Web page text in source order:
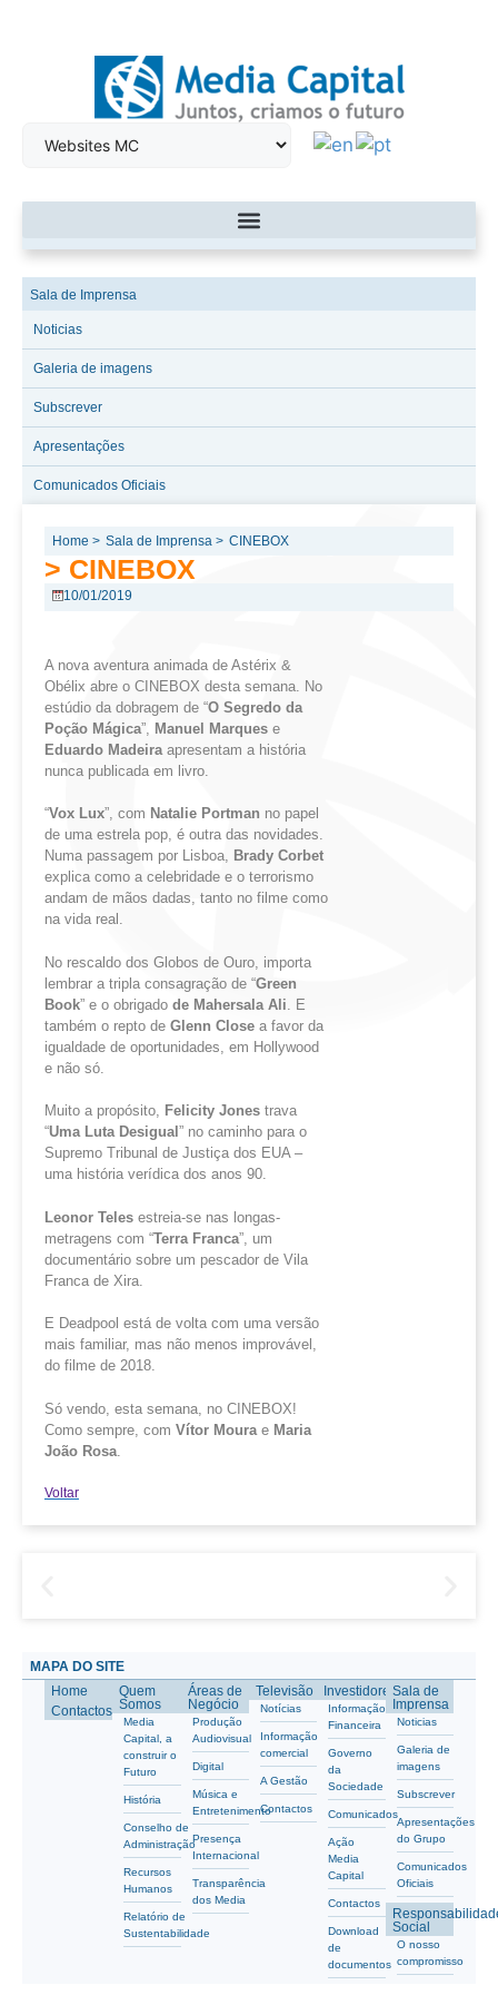
Sala de Imprensa
Noticias
Galeria de imagens
Subscrever
Apresentações
Comunicados Oficiais
Home > Sala de Imprensa > CINEBOX
> CINEBOX
10/01/2019
A nova aventura animada de Astérix &
Obélix abre o CINEBOX desta semana. No
estúdio da dobragem de “O Segredo da
Poção Mágica”, Manuel Marques e
Eduardo Madeira apresentam a história
nunca publicada em livro.
“Vox Lux”, com Natalie Portman no papel
de uma estrela pop, é outra das novidades.
Numa passagem por Lisboa, Brady Corbet
explica como a celebridade e o terrorismo
andam de mãos dadas, tanto no filme como
na vida real.
No rescaldo dos Globos de Ouro, importa
lembrar a tripla consagração de “Green
Book” e o obrigado de Mahersala Ali . E
também o repto de Glenn Close a favor da
igualdade de oportunidades, em Hollywood
e não só.
Muito a propósito, Felicity Jones trava
“Uma Luta Desigual ” no caminho para o
Supremo Tribunal de Justiça dos EUA –
uma história verídica dos anos 90.
Leonor Teles estreia-se nas longas-
metragens com “Terra Franca”, um
documentário sobre um pescador de Vila
Franca de Xira.
E Deadpool está de volta com uma versão
mais familiar, mas não menos improvável,
do filme de 2018.
Só vendo, esta semana, no CINEBOX!
Como sempre, com Vítor Moura e Maria
João Rosa
Voltar
MAPA DO SITE
Home
Contactos
Quem
Somos
Media
Capital, a
construir o
Futuro
História
Conselho de
Administração
Recursos
Humanos
Relatório de
Sustentabilidade
Áreas de
Negócio
Produção
Audiovisual
Digital
Música e
Entretenimento
Presença
Internacional
Transparência
dos Media
Televisão
Notícias
Informação
comercial
A Gestão
Contactos
Investidores
Informação
Financeira
Governo
da
Sociedade
Comunicados
Ação
Media
Capital
Contactos
Download
de
documentos
Sala de
Imprensa
Noticias
Galeria de
imagens
Subscrever
Apresentações
do Grupo
Comunicados
Oficiais
Social
O nosso
compromisso